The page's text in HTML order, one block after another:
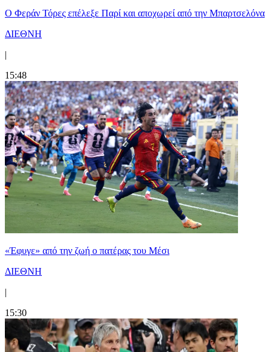
Ο Φεράν Τόρες επέλεξε Παρί και αποχωρεί από την Μπαρτσελόνα
ΔΙΕΘΝΗ
|
15:48
«Έφυγε» από την ζωή ο πατέρας του Μέσι
ΔΙΕΘΝΗ
|
15:30